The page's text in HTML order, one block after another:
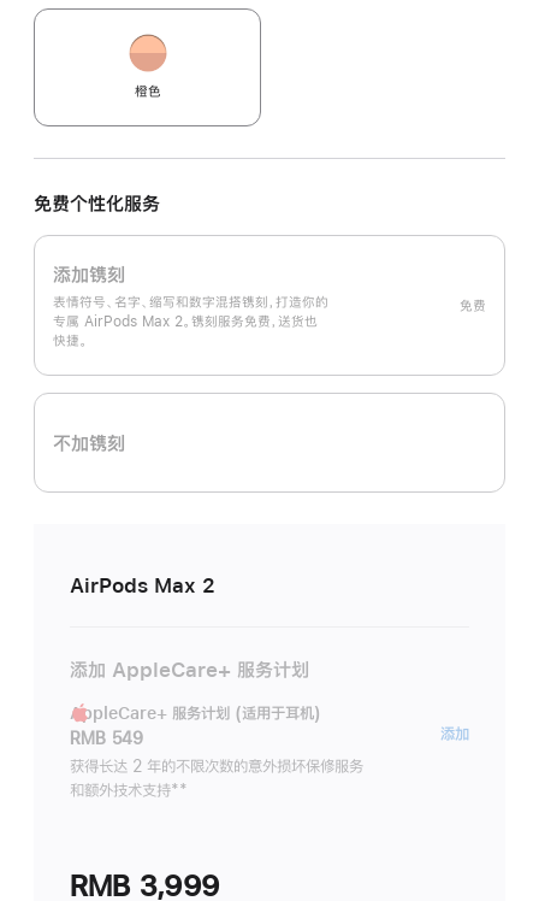
橙色
免费个性化服务
添加镌刻
表情符号、名字、缩写和数字混搭镌刻，打造你的
专属 AirPods Max 2。镌刻服务免费，送货也
快捷。
免费
不加镌刻
AirPods Max 2
添加 AppleCare+ 服务计划
AppleCare+ 服务计划 (适用于耳机)
RMB 549
获得长达 2 年的不限次数的意外损坏保修服务
和额外技术支持脚
**
添加
RMB 3,999